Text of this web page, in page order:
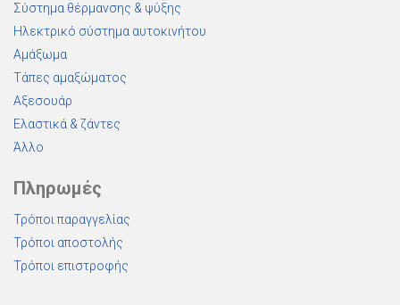
Σύστημα θέρμανσης & ψύξης
Ηλεκτρικό σύστημα αυτοκινήτου
Αμάξωμα
Τάπες αμαξώματος
Αξεσουάρ
Ελαστικά & ζάντες
Άλλο
Πληρωμές
Τρόποι παραγγελίας
Τρόποι αποστολής
Τρόποι επιστροφής